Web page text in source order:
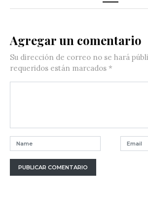
Agregar un comentario
Su dirección de correo no se hará
requeridos están marcados *